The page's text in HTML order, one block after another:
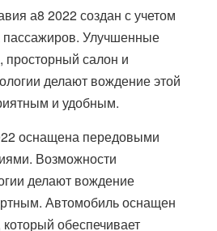
а8 2022 создан с учетом
пассажиров. Улучшенные
просторный салон и
делают вождение этой
и удобным.
оснащена передовыми
Возможности
делают вождение
Автомобиль оснащен
обеспечивает